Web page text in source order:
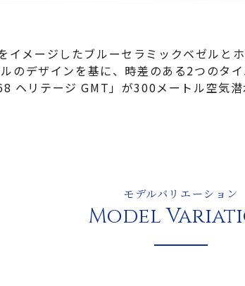
イメージしたブルーセラミックベゼルと
のデザインを基に、時差のある2つのタ
ヘリテージ GMT」が300メートル空気潜
モデルバリエーション
Model